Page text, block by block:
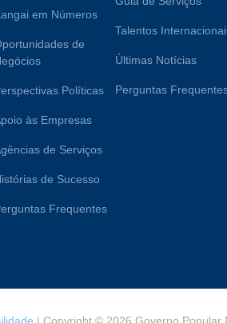
em Números
de
Políticas
às Empresas
de Serviços
de Sucesso
Frequentes
Talentos
Últimas Notícias
Perguntas